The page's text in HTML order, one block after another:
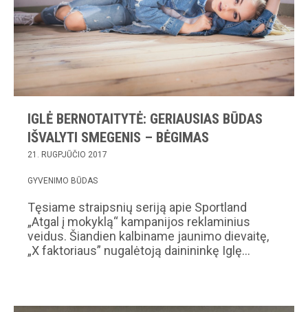
IGLĖ BERNOTAITYTĖ: GERIAUSIAS BŪDAS
IŠVALYTI SMEGENIS – BĖGIMAS
21. RUGPJŪČIO 2017
GYVENIMO BŪDAS
Tęsiame straipsnių seriją apie Sportland
„Atgal į mokyklą“ kampanijos reklaminius
veidus. Šiandien kalbiname jaunimo dievaitę,
„X faktoriaus” nugalėtoją dainininkę Iglę…